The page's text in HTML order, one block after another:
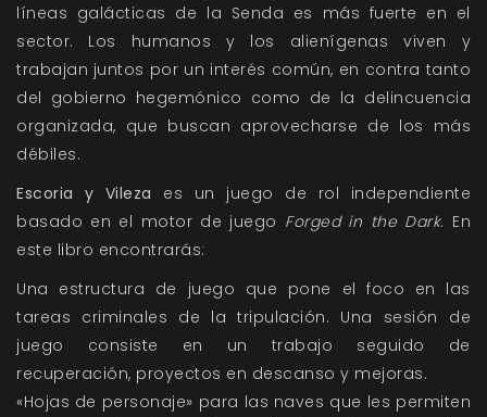
líneas galácticas de la Senda es más fuerte en el
sector. Los humanos y los alienígenas viven y
trabajan juntos por un interés común, en contra tanto
del gobierno hegemónico como de la delincuencia
organizada, que buscan aprovecharse de los más
débiles.
Escoria y Vileza es un juego de rol independiente
basado en el motor de juego Forged in the Dark. En
este libro encontrarás:
Una estructura de juego que pone el foco en las
tareas criminales de la tripulación. Una sesión de
juego consiste en un trabajo seguido de
recuperación, proyectos en descanso y mejoras.
«Hojas de personaje» para las naves que les permiten